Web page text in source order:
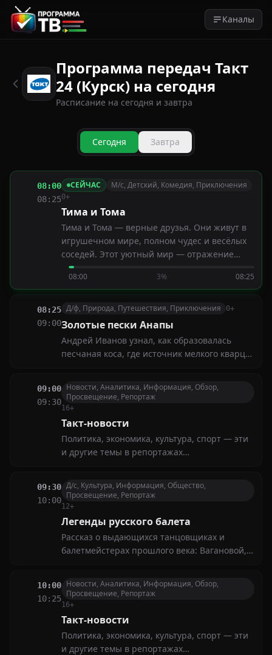
Каналы
Программа передач Такт
24 (Курск) на сегодня
Расписание на сегодня и завтра
Сегодня Завтра
08:00
08:25
СЕЙЧАС М/с, Детский, Комедия, Приключения
0+
Тима и Тома
Тима и Тома — верные друзья. Они живут в
игрушечном мире, полном чудес и весёлых
соседей. Этот уютный мир — отражение
игры за дверями детской комнаты, в которой
правят дети, оживляя своей фантазией
бегемотика Тиму
08:00 3% 08:25
08:25
09:00
Д/ф, Природа, Путешествия, Приключения 0+
Золотые пески Анапы
Андрей Иванов узнал, как образовалась
песчаная коса, где источник мелкого кварца
гнездования редчайшие птицы планеты.
Совершите путешествие в удивительную
страну песка, которую не хочется покидать
09:00
09:30
Новости, Аналитика, Информация, Обзор,
Просвещение, Репортаж
16+
Такт-новости
Политика, экономика, культура, спорт — эти
и другие темы в репортажах
цель новостных выпусков — представить
самые актуальные события и точную
информацию
09:30
10:00
Д/с, Культура, Информация, Общество,
Просвещение, Репортаж
12+
Легенды русского балета
Рассказ о выдающихся танцовщиках и
балетмейстерах прошлого века: Вагановой,
10:00
10:25
Новости, Аналитика, Информация, Обзор,
Просвещение, Репортаж
16+
Такт-новости
Политика, экономика, культура, спорт — эти
и другие темы в репортажах